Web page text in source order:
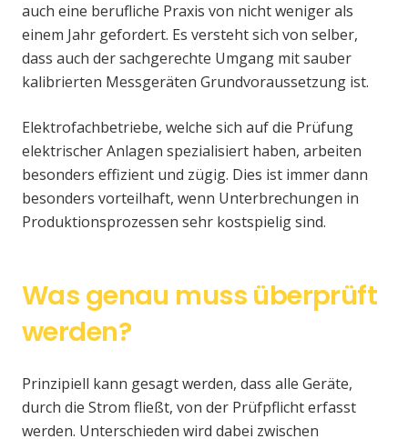
auch eine berufliche Praxis von nicht weniger als
einem Jahr gefordert. Es versteht sich von selber,
dass auch der sachgerechte Umgang mit sauber
kalibrierten Messgeräten Grundvoraussetzung ist.
Elektrofachbetriebe, welche sich auf die Prüfung
elektrischer Anlagen spezialisiert haben, arbeiten
besonders effizient und zügig. Dies ist immer dann
besonders vorteilhaft, wenn Unterbrechungen in
Produktionsprozessen sehr kostspielig sind.
Was genau muss überprüft
werden?
Prinzipiell kann gesagt werden, dass alle Geräte,
durch die Strom fließt, von der Prüfpflicht erfasst
werden. Unterschieden wird dabei zwischen